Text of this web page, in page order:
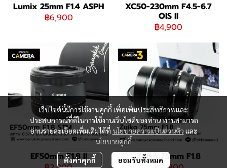
Lumix 25mm F1.4 ASPH
฿6,900
XC50-230mm F4.5-6.7
OIS II
฿4,900
EF50mm F1.8 II
Zuiko 75mm F1.8
เว็บไซต์นี้มีการใช้งานคุกกี้ เพื่อเพิ่มประสิทธิภาพและ
ประสบการณ์ที่ดีในการใช้งานเว็บไซต์ของท่าน ท่านสามารถ
อ่านรายละเอียดเพิ่มเติมได้ที่ นโยบายความเป็นส่วนตัวและ
นโยบายคุกกี้
ตั้งค่าคุกกี้ ยอมรับทั้งหมด